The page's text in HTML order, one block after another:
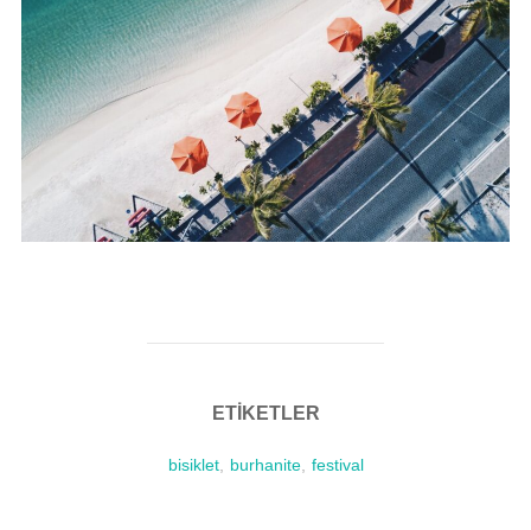
ETIKETLER
bisiklet, burhanite, festival